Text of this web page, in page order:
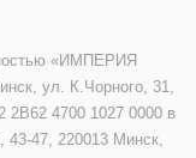
«ИМПЕРИЯ
ул. К.Чорного, 31,
2B62 4700 1027 0000 в
47, 220013 Минск,